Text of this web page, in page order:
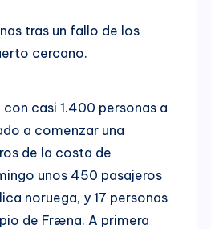
tras un fallo de los
cercano.
casi 1.400 personas a
a comenzar una
de la costa de
unos 450 pasajeros
noruega, y 17 personas
de Fræna. A primera